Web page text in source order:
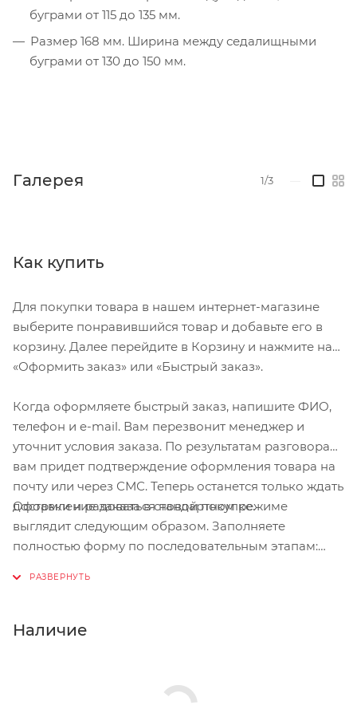
буграми от 115 до 135 мм.
Размер 168 мм. Ширина между седалищными
буграми от 130 до 150 мм.
Галерея 1/3
Как купить
Для покупки товара в нашем интернет-магазине
выберите понравившийся товар и добавьте его в
корзину. Далее перейдите в Корзину и нажмите на
«Оформить заказ» или «Быстрый заказ».
Когда оформляете быстрый заказ, напишите ФИО,
телефон и e-mail. Вам перезвонит менеджер и
уточнит условия заказа. По результатам разговора
вам придет подтверждение оформления товара на
почту или через СМС. Теперь останется только ждать
доставки и радоваться новой покупке.
Оформление заказа в стандартном режиме
выглядит следующим образом. Заполняете
полностью форму по последовательным этапам:
Нажмите кнопку «Оформить заказ».
Наличие